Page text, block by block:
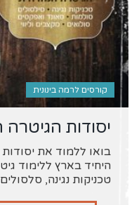
קורסים לרמה בינונית
יסודות
בואו ללמוד את
היחיד בארץ ללימוד
טכניקות נגינה, סלסולים,